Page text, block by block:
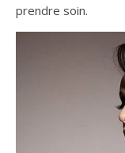
prendre soin.